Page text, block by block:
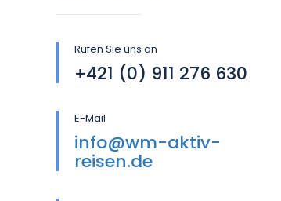
Rufen Sie uns an
+421 (0) 911 276 630
E-Mail
info@wm-aktiv-
reisen.de